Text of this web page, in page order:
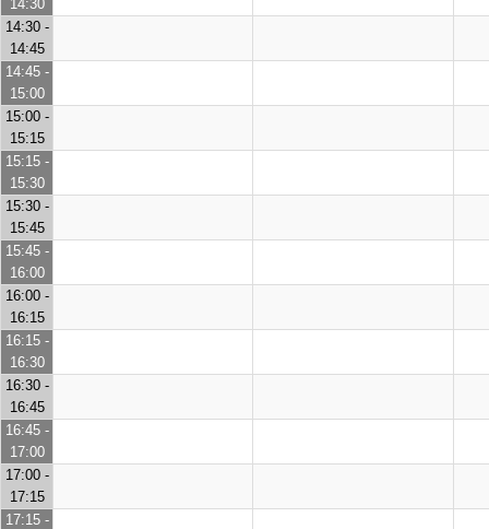
14:30
14:30 -
14:45
14:45 -
15:00
15:00 -
15:15
15:15 -
15:30
15:30 -
15:45
15:45 -
16:00
16:00 -
16:15
16:15 -
16:30
16:30 -
16:45
16:45 -
17:00
17:00 -
17:15
17:15 -